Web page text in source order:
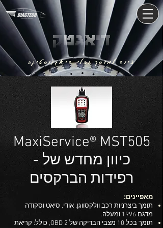
דיאגטק
ציוד למוסך וכלי דיאגנוסטיקה
MaxiService® MST505
- כיוון מחדש של
רפידות הברקסים
מאפיינים:
תומך ביצרניות רכב וולקסווגן, אודי, סיאט וסקודה
מדגם 1996 ומעלה.
תומך בכל 10 מצבי הבדיקה של OBD 2, כולל: קריאת